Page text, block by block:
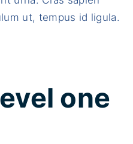
ut, tempus id ligula.
one